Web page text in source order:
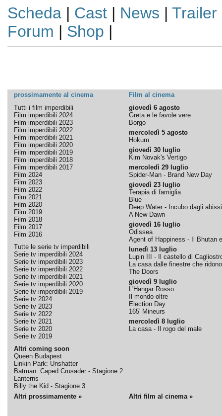
Scheda| Cast| News | Trailer
Forum | Shop |
prossimamente al cinema
Film al cinema
Tutti i film imperdibili
Film imperdibili 2024
Film imperdibili 2023
Film imperdibili 2022
Film imperdibili 2021
Film imperdibili 2020
Film imperdibili 2019
Film imperdibili 2018
Film imperdibili 2017
Film 2024
Film 2023
Film 2022
Film 2021
Film 2020
Film 2019
Film 2018
Film 2017
Film 2016
Tutte le serie tv imperdibili
Serie tv imperdibili 2024
Serie tv imperdibili 2023
Serie tv imperdibili 2022
Serie tv imperdibili 2021
Serie tv imperdibili 2020
Serie tv imperdibili 2019
Serie tv 2024
Serie tv 2023
Serie tv 2022
Serie tv 2021
Serie tv 2020
Serie tv 2019
Altri coming soon
Queen Budapest
Linkin Park: Unshatter
Batman: Caped Crusader - Stagione 2
Lanterns
Billy the Kid - Stagione 3
giovedì 6 agosto
Greta e le favole vere
Borgo
mercoledì 5 agosto
Hokum
giovedì 30 luglio
Kim Novak's Vertigo
mercoledì 29 luglio
Spider-Man - Brand New Day
giovedì 23 luglio
Terapia di famiglia
Blue
Deep Water - Incubo dagli abissi
A New Dawn
giovedì 16 luglio
Odissea
Agent of Happiness - Il Bhutan
lunedì 13 luglio
Lupin III - Il castello di
La casa dalle finestre che ridono
The Doors
giovedì 9 luglio
L'Hangar Rosso
Il mondo oltre
Election Day
165' Mineurs
mercoledì 8 luglio
La casa - Il rogo del male
Altri prossimamente » Altri film al cinema »